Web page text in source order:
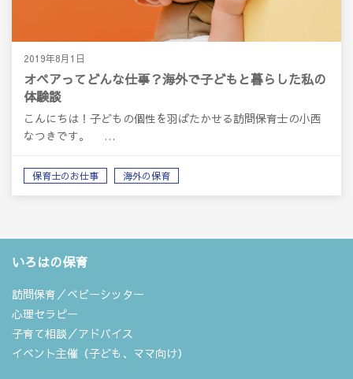
2019年8月1日
オペアってどんな仕事？海外で子どもと暮らした私の
体験談
こんにちは！子どもの個性を羽ばたかせる訪問保育士の小西
なつきです。 …
保育士のお仕事 海外の保育
いろはの保育
訪問保育／ベビーシッター
心理セラピー
子育て相談／アドバイス
イベント主催（子ども、ママ向け）